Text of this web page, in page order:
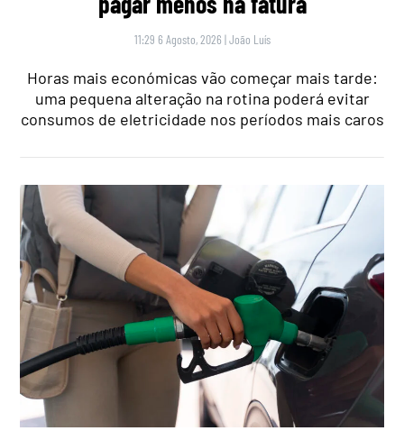
11:29 6 Agosto, 2026 |João Luís
Horas mais económicas vão começar mais tarde:
uma pequena alteração na rotina poderá evitar
consumos de eletricidade nos períodos mais caros